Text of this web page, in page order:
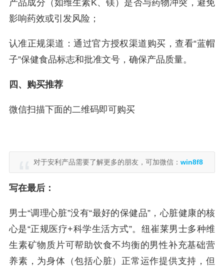
产品成分（如维生素K、镁）是否与药物冲突，避免
影响药效或引发风险；
认准正规渠道：通过官方授权渠道购买，查看“蓝帽
子”保健食品标志和批准文号，确保产品质量。
四、购买推荐
微信扫描下面的二维码即可购买
对于安利产品需要了解更多的朋友，可加微信： win8f8
写在最后：
男士“调理心脏”没有“最好的保健品”，心脏健康的核
心是“正规医疗+科学生活方式”。纽崔莱男士多种维
生素矿物质片可帮助饮食不均衡的男性补充基础营
养素，为身体（包括心脏）正常运作提供支持，但